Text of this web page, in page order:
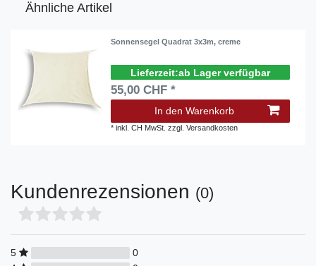
Ähnliche Artikel
Sonnensegel Quadrat 3x3m, creme
ab Lager verfügbar
55,00 CHF *
In den Warenkorb
*inkl. CH MwSt. zzgl.Versandkosten
Kundenrezensionen (0)
5
0